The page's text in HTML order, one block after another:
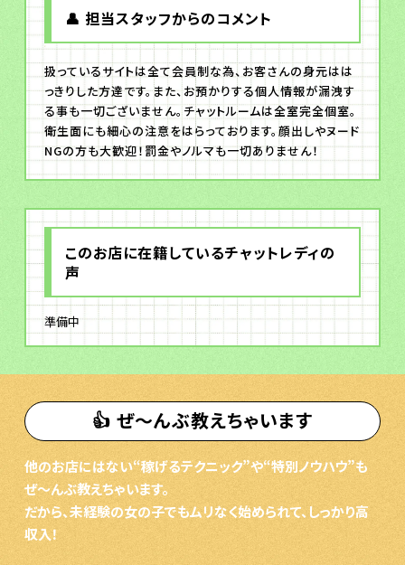
👤 担当スタッフからのコメント
扱っているサイトは全て会員制な為、お客さんの身元はは
っきりした方達です。また、お預かりする個人情報が漏洩す
る事も一切ございません。チャットルームは全室完全個室。
衛生面にも細心の注意をはらっております。顔出しやヌード
NGの方も大歓迎！罰金やノルマも一切ありません！
このお店に在籍しているチャットレディの
声
準備中
👍 ぜ〜んぶ教えちゃいます
他のお店にはない“稼げるテクニック”や“特別ノウハウ”も
ぜ〜んぶ教えちゃいます。
だから、未経験の女の子でもムリなく始められて、しっかり高
収入！